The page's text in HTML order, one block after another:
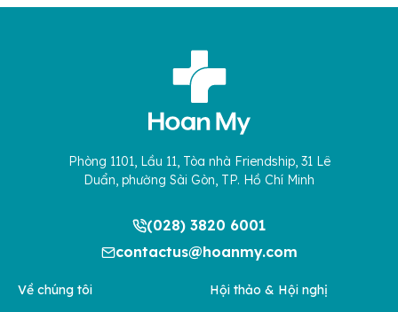
Phòng 1101, Lầu 11, Tòa nhà Friendship, 31 Lê
Duẩn, phường Sài Gòn, TP. Hồ Chí Minh
(028) 3820 6001
contactus@hoanmy.com
Về chúng tôi Hội thảo & Hội nghị